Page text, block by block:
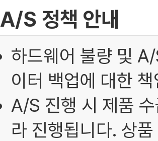
A/S 정책 안내
하드웨어 불량 및
이터 백업에 대한
A/S 진행 시 제품
라 진행됩니다. 상